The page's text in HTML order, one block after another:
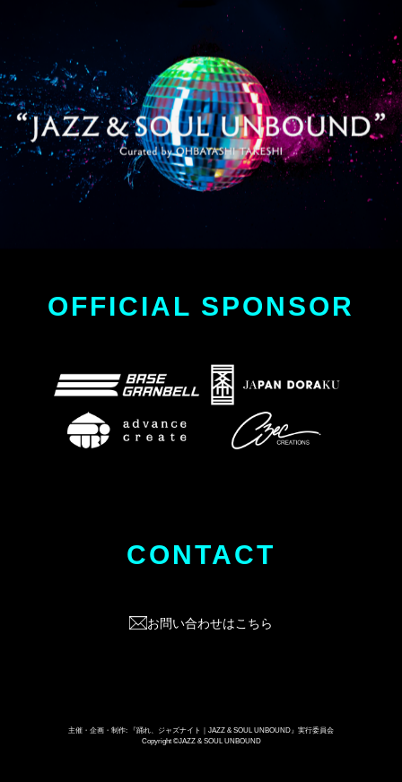
OFFICIAL SPONSOR
CONTACT
お問い合わせはこちら
主催・企画・制作: 『踊れ、ジャズナイト｜JAZZ & SOUL UNBOUND』実行委員会
Copyright ©JAZZ & SOUL UNBOUND